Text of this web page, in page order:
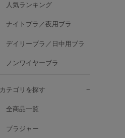
すべてのブラジャー
人気ランキング
デイリーブラ／日中用ブラ
カテゴリを探す
人気ランキング
ナイトブラ／夜用ブラ
デイリーブラ／日中用ブラ
ノンワイヤーブラ
カテゴリを探す
全商品一覧
ブラジャー